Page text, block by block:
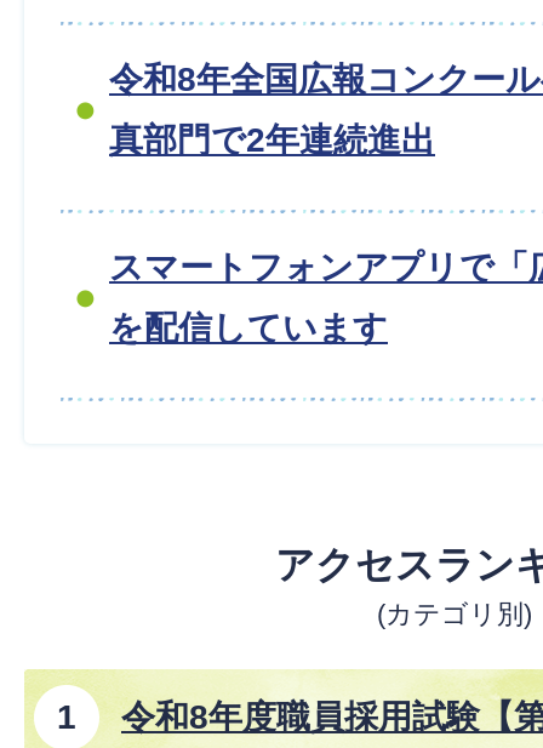
令和8年全国広報コンクー
真部門で2年連続進出
スマートフォンアプリで「
を配信しています
アクセスラン
(カテゴリ別)
令和8年度職員採用試験【